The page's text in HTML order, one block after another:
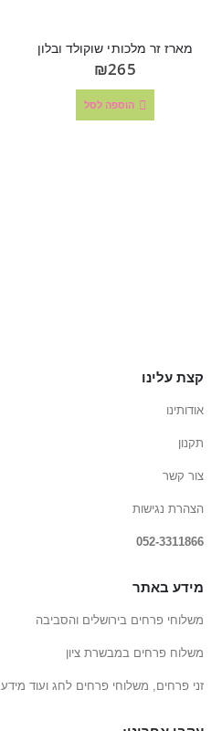
מארז זר מלכותי שוקולד ובלון
₪265
הוספה לסל
קצת עלינו
אודותינו
תקנון
צור קשר
הצהרת נגישות
052-3311866
מידע באתר
משלוחי פרחים בירושלים והסביבה
משלוח פרחים במבשרת ציון
זני פרחים, משלוחי פרחים לחג ועוד מידע